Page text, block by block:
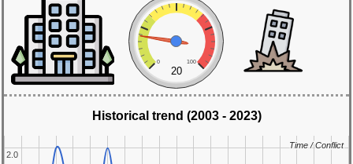
0 100
20
Historical trend (2003 - 2023)
2.0
2.0
Time / Conflict
Time / Conflict